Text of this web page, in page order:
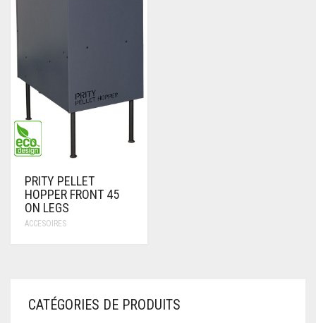
PRITY PELLET
HOPPER FRONT 45
ON LEGS
ACCESOIRES
CATÉGORIES DE PRODUITS